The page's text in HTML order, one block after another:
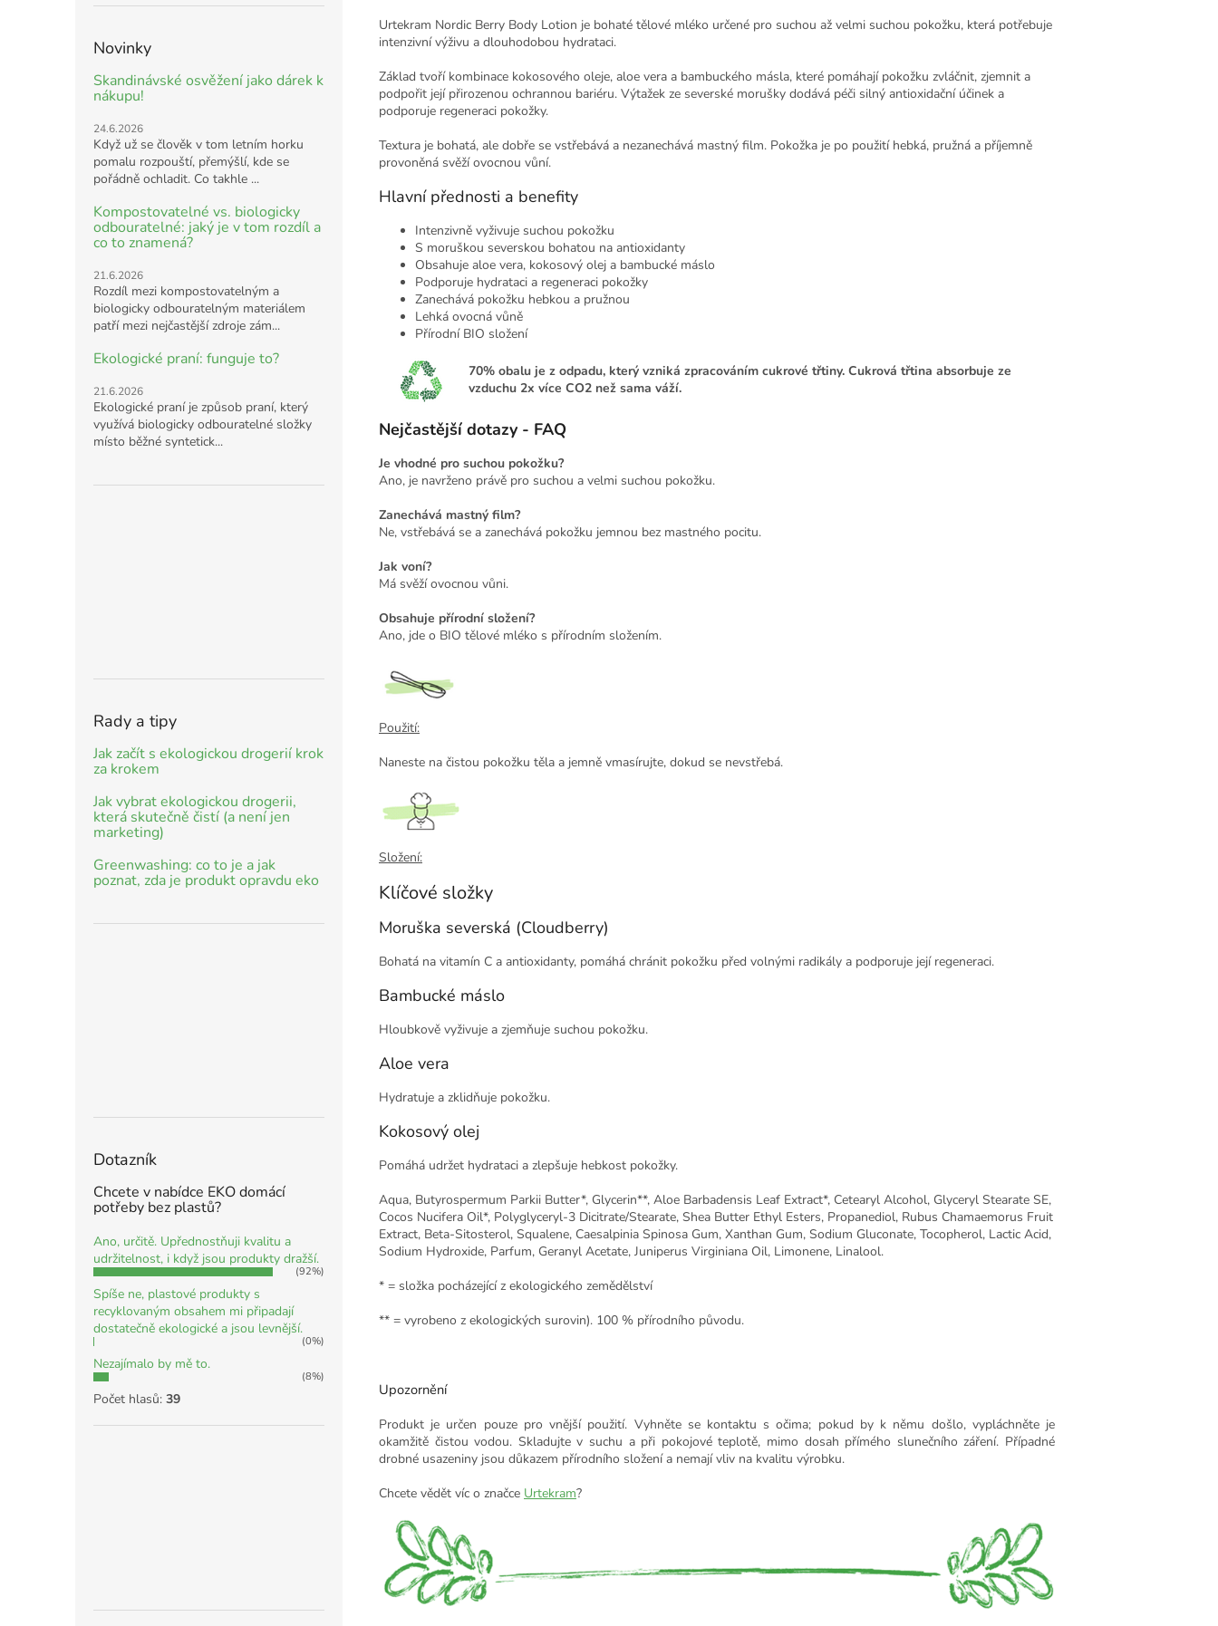
Novinky
Skandinávské osvěžení jako dárek k
nákupu!
24.6.2026
Když už se člověk v tom letním horku
pomalu rozpouští, přemýšlí, kde se
pořádně ochladit. Co takhle ...
Kompostovatelné vs. biologicky
odbouratelné: jaký je v tom rozdíl a
co to znamená?
21.6.2026
Rozdíl mezi kompostovatelným a
biologicky odbouratelným materiálem
patří mezi nejčastější zdroje zám...
Ekologické praní: funguje to?
21.6.2026
Ekologické praní je způsob praní, který
využívá biologicky odbouratelné složky
místo běžné syntetick...
Rady a tipy
Jak začít s ekologickou drogerií krok
za krokem
Jak vybrat ekologickou drogerii,
která skutečně čistí (a není jen
marketing)
Greenwashing: co to je a jak
poznat, zda je produkt opravdu eko
Dotazník
Chcete v nabídce EKO domácí
potřeby bez plastů?
Ano, určitě. Upřednostňuji kvalitu a
udržitelnost, i když jsou produkty dražší.
(92%)
Spíše ne, plastové produkty s
recyklovaným obsahem mi připadají
dostatečně ekologické a jsou levnější.
(0%)
Nezajímalo by mě to.
(8%)
Počet hlasů: 39
Urtekram Nordic Berry Body Lotion je bohaté tělové mléko určené pro suchou až velmi suchou pokožku, která potřebuje
intenzivní výživu a dlouhodobou hydrataci.
Základ tvoří kombinace kokosového oleje, aloe vera a bambuckého másla, které pomáhají pokožku zvláčnit, zjemnit a
podpořit její přirozenou ochrannou bariéru. Výtažek ze severské morušky dodává péči silný antioxidační účinek a
podporuje regeneraci pokožky.
Textura je bohatá, ale dobře se vstřebává a nezanechává mastný film. Pokožka je po použití hebká, pružná a příjemně
provoněná svěží ovocnou vůní.
Hlavní přednosti a benefity
Intenzivně vyživuje suchou pokožku
S moruškou severskou bohatou na antioxidanty
Obsahuje aloe vera, kokosový olej a bambucké máslo
Podporuje hydrataci a regeneraci pokožky
Zanechává pokožku hebkou a pružnou
Lehká ovocná vůně
Přírodní BIO složení
70% obalu je z odpadu, který vzniká zpracováním cukrové třtiny. Cukrová třtina absorbuje ze
vzduchu 2x více CO2 než sama váží.
Nejčastější dotazy - FAQ
Je vhodné pro suchou pokožku?
Ano, je navrženo právě pro suchou a velmi suchou pokožku.
Zanechává mastný film?
Ne, vstřebává se a zanechává pokožku jemnou bez mastného pocitu.
Jak voní?
Má svěží ovocnou vůni.
Obsahuje přírodní složení?
Ano, jde o BIO tělové mléko s přírodním složením.
Použití:
Naneste na čistou pokožku těla a jemně vmasírujte, dokud se nevstřebá.
Složení:
Klíčové složky
Moruška severská (Cloudberry)
Bohatá na vitamín C a antioxidanty, pomáhá chránit pokožku před volnými radikály a podporuje její regeneraci.
Bambucké máslo
Hloubkově vyživuje a zjemňuje suchou pokožku.
Aloe vera
Hydratuje a zklidňuje pokožku.
Kokosový olej
Pomáhá udržet hydrataci a zlepšuje hebkost pokožky.
Aqua, Butyrospermum Parkii Butter*, Glycerin**, Aloe Barbadensis Leaf Extract*, Cetearyl Alcohol, Glyceryl Stearate SE,
Cocos Nucifera Oil*, Polyglyceryl-3 Dicitrate/Stearate, Shea Butter Ethyl Esters, Propanediol, Rubus Chamaemorus Fruit
Extract, Beta-Sitosterol, Squalene, Caesalpinia Spinosa Gum, Xanthan Gum, Sodium Gluconate, Tocopherol, Lactic Acid,
Sodium Hydroxide, Parfum, Geranyl Acetate, Juniperus Virginiana Oil, Limonene, Linalool.
* = složka pocházející z ekologického zemědělství
** = vyrobeno z ekologických surovin). 100 % přírodního původu.
Upozornění
Produkt je určen pouze pro vnější použití. Vyhněte se kontaktu s očima; pokud by k němu došlo, vypláchněte je
okamžitě čistou vodou. Skladujte v suchu a při pokojové teplotě, mimo dosah přímého slunečního záření. Případné
drobné usazeniny jsou důkazem přírodního složení a nemají vliv na kvalitu výrobku.
Chcete vědět víc o značce Urtekram?